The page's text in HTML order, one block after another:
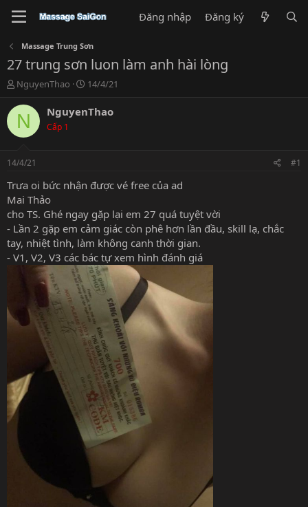
Đăng nhập Đăng ký
Massage Trung Sơn
27 trung sơn luon làm anh hài lòng
T
r
e
a
s
t
a
t
e
r
NguyenThao
N
à
14/4/21
N NguyenThao
Cấp 1
14/4/21 #1
Trưa oi bức nhận được vé free của ad
Mai Thảo
cho TS. Ghé ngay gặp lại em 27 quá tuyệt vời
- Lần 2 gặp em cảm giác còn phê hơn lần đầu, skill lạ, chắc
tay, nhiệt tình, làm không canh thời gian.
- V1, V2, V3 các bác tự xem hình đánh giá